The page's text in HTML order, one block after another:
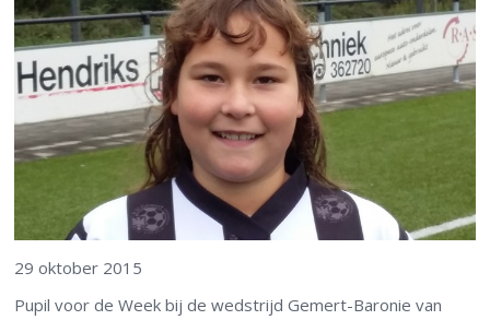
29 oktober 2015
Pupil voor de Week bij de wedstrijd Gemert-Baronie van